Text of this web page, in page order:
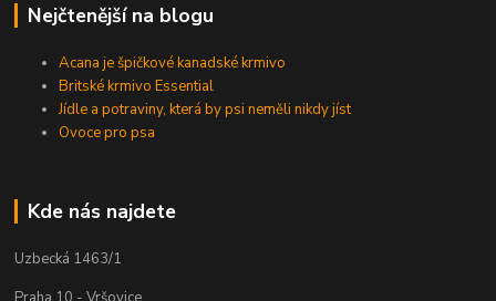
Nejčtenější na blogu
Acana je špičkové kanadské krmivo
Britské krmivo Essential
Jídle a potraviny, která by psi neměli nikdy jíst
Ovoce pro psa
Kde nás najdete
Uzbecká 1463/1